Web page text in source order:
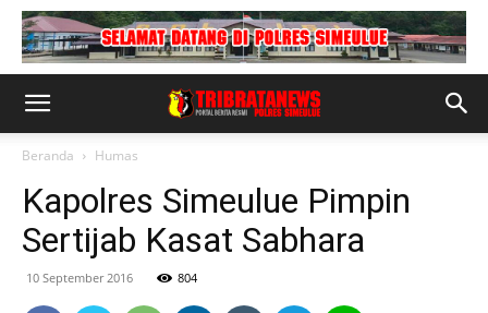
Beranda Humas
Kapolres Simeulue Pimpin
Sertijab Kasat Sabhara
10 September 2016 804